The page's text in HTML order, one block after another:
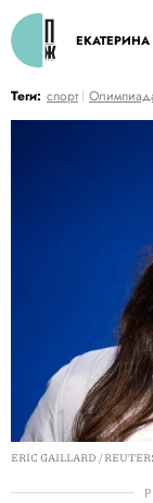
Теги: спорт
ERIC GAILLARD /